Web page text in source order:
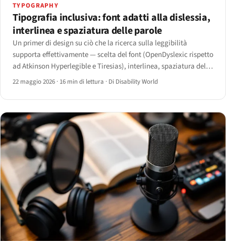
TYPOGRAPHY
Tipografia inclusiva: font adatti alla dislessia,
interlinea e spaziatura delle parole
Un primer di design su ciò che la ricerca sulla leggibilità
supporta effettivamente — scelta del font (OpenDyslexic rispetto
ad Atkinson Hyperlegible e Tiresias), interlinea, spaziatura delle
lettere e delle parole, con attenzione a lunghezza della riga,
22 maggio 2026 · 16 min di lettura · Di Disability World